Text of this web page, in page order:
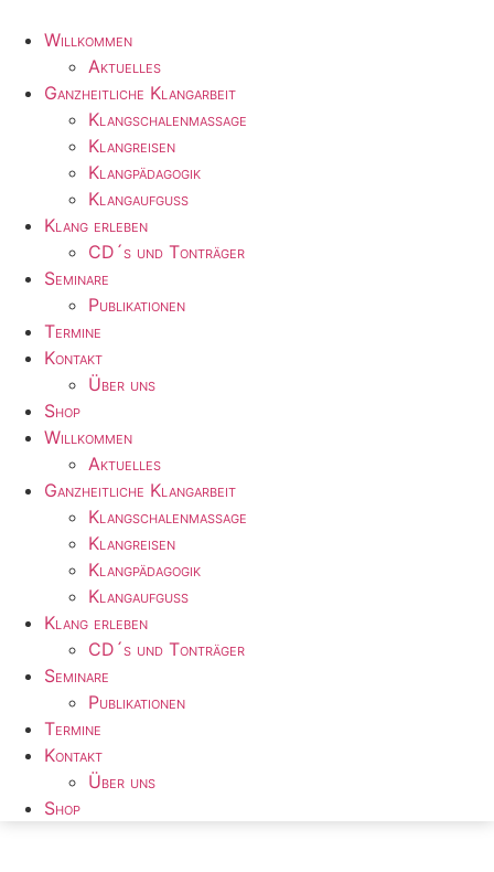
Inhalt
wechseln
Willkommen
Aktuelles
Ganzheitliche Klangarbeit
Klangschalenmassage
Klangreisen
Klangpädagogik
Klangaufguss
Klang erleben
CD´s und Tonträger
Seminare
Publikationen
Termine
Kontakt
Über uns
Shop
Willkommen
Aktuelles
Ganzheitliche Klangarbeit
Klangschalenmassage
Klangreisen
Klangpädagogik
Klangaufguss
Klang erleben
CD´s und Tonträger
Seminare
Publikationen
Termine
Kontakt
Über uns
Shop